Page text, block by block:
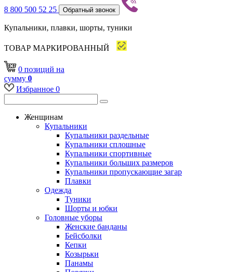
8 800 500 52 25 Обратный звонок
Купальники, плавки, шорты, туники
ТОВАР МАРКИРОВАННЫЙ
0 позиций на
сумму 0
Избранное 0
Женщинам
Купальники
Купальники раздельные
Купальники сплошные
Купальники спортивные
Купальники больших размеров
Купальники пропускающие загар
Плавки
Одежда
Туники
Шорты и юбки
Головные уборы
Женские банданы
Бейсболки
Кепки
Козырьки
Панамы